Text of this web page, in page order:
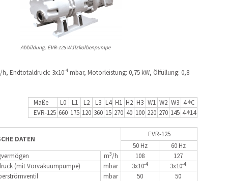
Abbildung: EVR-125 Wälzkolbenpumpe
/h, Endtotaldruck: 3x10-4 mbar, Motorleistung: 0,75 kW, Ölfüllung: 0,8
Maße L0 L1 L2 L3 L4 H1 H2 H3 W1 W2 W3 4-ᶲC
EVR-125 660 175 120 360 15 270 40 100 220 270 145 4-ᶲ14
DATEN
EVR-125
50 Hz
60 Hz
m3/h 108
127
(mit Vorvakuumpumpe)
mbar 3x10-4 3x10-4
mbar 50
50